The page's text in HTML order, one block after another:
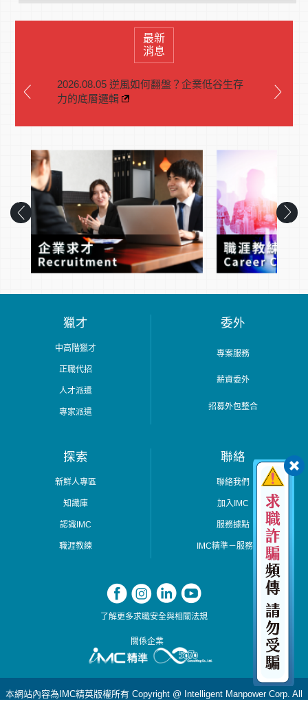
最新
消息
2026.08.05 逆風如何翻盤？企業低谷生存
力的底層邏輯
獵才
中高階獵才
正職代招
人才派遣
專家派遣
委外
專案服務
薪資委外
招募外包整合
探索
新鮮人專區
知識庫
認識IMC
職涯教練
聯絡
聯絡我們
加入IMC
服務據點
IMC精準－服務據點
了解更多求職安全與相關法規
關係企業
本網站內容為IMC精英版權所有 Copyright @ Intelligent Manpower Corp. All